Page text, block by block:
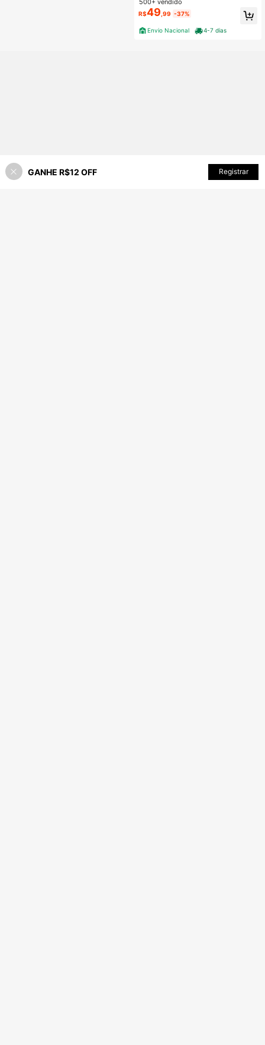
urino Outono Inverno
500+ vendido
R$49 ,99 -37%
Envio Nacional 4-7 dias
62% OFF! ADICIONAR AO CARRINHO
GANHE R$12 OFF Registrar